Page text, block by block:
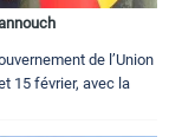
de l’Union
15 février, avec la